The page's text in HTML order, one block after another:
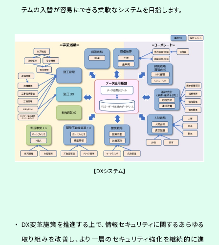
テムの入替が容易にできる柔軟なシステムを目指します。
【DXシステム】
DX変革施策を推進する上で、情報セキュリティに関するあらゆる
取り組みを改善し、より一層のセキュリティ強化を継続的に進